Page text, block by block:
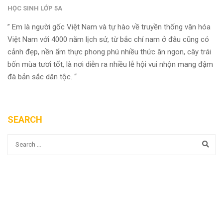
HỌC SINH LỚP 5A
” Em là người gốc Việt Nam và tự hào về truyền thống văn hóa
Việt Nam với 4000 năm lịch sử, từ bắc chí nam ở đâu cũng có
cảnh đẹp, nền ẩm thực phong phú nhiều thức ăn ngon, cây trái
bốn mùa tươi tốt, là nơi diễn ra nhiều lễ hội vui nhộn mang đậm
đà bản sắc dân tộc. “
SEARCH